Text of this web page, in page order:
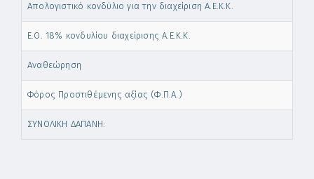
Απολογιστικό κονδύλιο για την διαχείριση Α.Ε.Κ.Κ.
Ε.Ο. 18% κονδυλίου διαχείρισης Α.Ε.Κ.Κ.
Αναθεώρηση
Φόρος Προστιθέμενης αξίας (Φ.Π.Α.)
ΣΥΝΟΛΙΚΗ ΔΑΠΑΝΗ: